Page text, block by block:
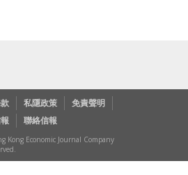
私隱政策
免責聲明
聯絡信報
Kong Economic Journal Company